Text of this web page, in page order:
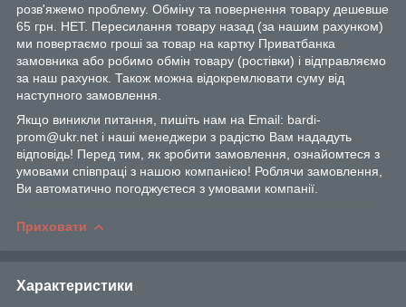
розв'яжемо проблему. Обміну та повернення товару дешевше
65 грн. НЕТ. Пересилання товару назад (за нашим рахунком)
ми повертаємо гроші за товар на картку Приватбанка
замовника або робимо обмін товару (ростівки) і відправляємо
за наш рахунок. Також можна відокремлювати суму від
наступного замовлення.
Якщо виникли питання, пишіть нам на Email: bardi-
prom@ukr.net і наші менеджери з радістю Вам нададуть
відповідь! Перед тим, як зробити замовлення, ознайомтеся з
умовами співпраці з нашою компанією! Роблячи замовлення,
Ви автоматично погоджуєтеся з умовами компанії.
Приховати
Характеристики